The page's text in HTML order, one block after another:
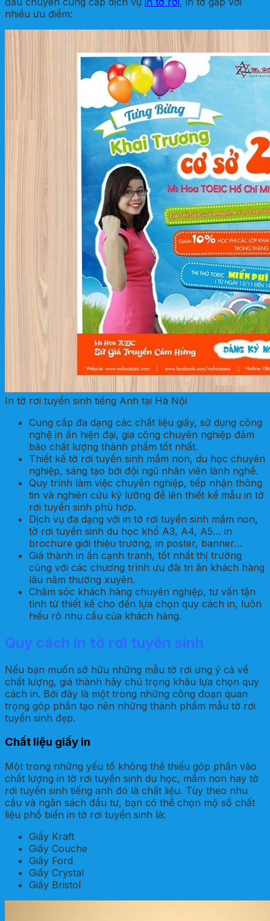
nhiều ưu điểm:
In tờ rơi tuyển sinh tiếng Anh tại Hà Nội
Cung cấp đa dạng các chất liệu giấy, sử dụng công
nghệ in ấn hiện đại, gia công chuyên nghiệp đảm
bảo chất lượng thành phẩm tốt nhất.
Thiết kế tờ rơi tuyển sinh mầm non, du học chuyên
nghiệp, sáng tạo bởi đội ngũ nhân viên lành nghề.
Quy trình làm việc chuyên nghiệp, tiếp nhận thông
tin và nghiên cứu kỹ lưỡng để lên thiết kế mẫu in tờ
rơi tuyển sinh phù hợp.
Dịch vụ đa dạng với in tờ rơi tuyển sinh mầm non,
tờ rơi tuyển sinh du học khổ A3, A4, A5… in
brochure giới thiệu trường, in poster, banner…
Giá thành in ấn cạnh tranh, tốt nhất thị trường
cùng với các chương trình ưu đãi tri ân khách hàng
lâu năm thường xuyên.
Chăm sóc khách hàng chuyên nghiệp, tư vấn tận
tình từ thiết kế cho đến lựa chọn quy cách in, luôn
hiểu rõ nhu cầu của khách hàng.
Quy cách in tờ rơi tuyển sinh
Nếu bạn muốn sở hữu những mẫu tờ rơi ưng ý cả về
chất lượng, giá thành hãy chú trọng khâu lựa chọn quy
cách in. Bởi đây là một trong những công đoạn quan
trọng góp phần tạo nên những thành phẩm mẫu tờ rơi
tuyển sinh đẹp.
Chất liệu giấy in
Một trong những yếu tố không thể thiếu góp phần vào
chất lượng in tờ rơi tuyển sinh du học, mầm non hay tờ
rơi tuyển sinh tiếng anh đó là chất liệu. Tùy theo nhu
cầu và ngân sách đầu tư, bạn có thể chọn mộ số chất
liệu phổ biến in tờ rơi tuyển sinh là:
Giấy Kraft
Giấy Couche
Giấy Ford
Giấy Crystal
Giấy Bristol